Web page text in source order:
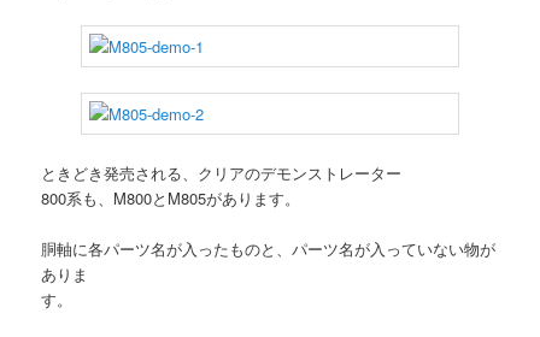
ときどき発売される、クリアのデモンストレーター
800系も、M800とM805があります。
胴軸に各パーツ名が入ったものと、パーツ名が入っていない物が
ありま
す。